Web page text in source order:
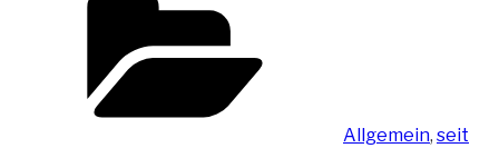
Allgemein, seit